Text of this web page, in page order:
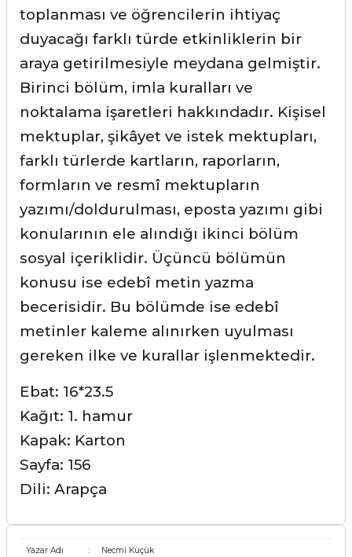
toplanması ve öğrencilerin ihtiyaç
duyacağı farklı türde etkinliklerin bir
araya getirilmesiyle meydana gelmiştir.
Birinci bölüm, imla kuralları ve
noktalama işaretleri hakkındadır. Kişisel
mektuplar, şikâyet ve istek mektupları,
farklı türlerde kartların, raporların,
formların ve resmî mektupların
yazımı/doldurulması, eposta yazımı gibi
konularının ele alındığı ikinci bölüm
sosyal içeriklidir. Üçüncü bölümün
konusu ise edebî metin yazma
becerisidir. Bu bölümde ise edebî
metinler kaleme alınırken uyulması
gereken ilke ve kurallar işlenmektedir.
Ebat: 16*23.5
Kağıt: 1. hamur
Kapak: Karton
Sayfa: 156
Dili: Arapça
Yazar Adı : Necmi Küçük